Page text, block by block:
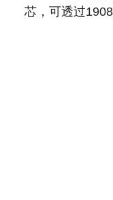
芯，可透过